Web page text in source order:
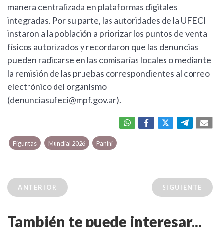
manera centralizada en plataformas digitales
integradas. Por su parte, las autoridades de la UFECI
instaron a la población a priorizar los puntos de venta
físicos autorizados y recordaron que las denuncias
pueden radicarse en las comisarías locales o mediante
la remisión de las pruebas correspondientes al correo
electrónico del organismo
(denunciasufeci@mpf.gov.ar).
Figuritas Mundial 2026 Panini
ANTERIOR SIGUIENTE
También te puede interesar...